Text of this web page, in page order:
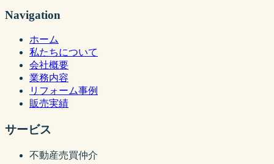
Navigation
ホーム
私たちについて
会社概要
業務内容
リフォーム事例
販売実績
サービス
不動産売買仲介